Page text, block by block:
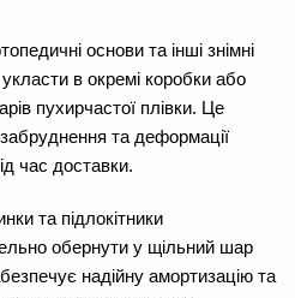
основи та інші знімні
в окремі коробки або
пухирчастої плівки. Це
та деформації
час доставки.
та підлокітники
обернути у щільний шар
надійну амортизацію та